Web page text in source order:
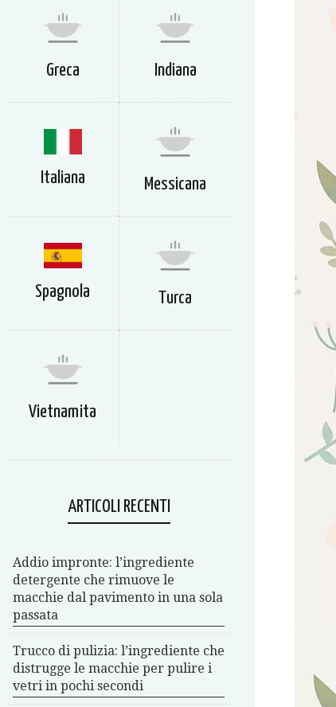
Greca Indiana
Italiana Messicana
Spagnola Turca
Vietnamita
ARTICOLI RECENTI
Addio impronte: l’ingrediente
detergente che rimuove le
macchie dal pavimento in una sola
passata
Trucco di pulizia: l’ingrediente che
distrugge le macchie per pulire i
vetri in pochi secondi